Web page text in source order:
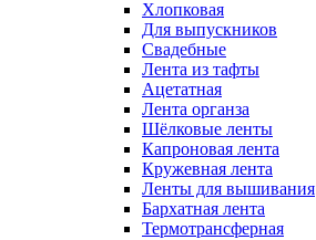
Хлопковая
Для выпускников
Свадебные
Лента из тафты
Ацетатная
Лента органза
Шёлковые ленты
Капроновая лента
Кружевная лента
Ленты для вышивания
Бархатная лента
Термотрансферная